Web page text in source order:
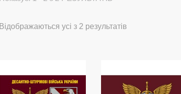
Відображаються усі з 2 результатів